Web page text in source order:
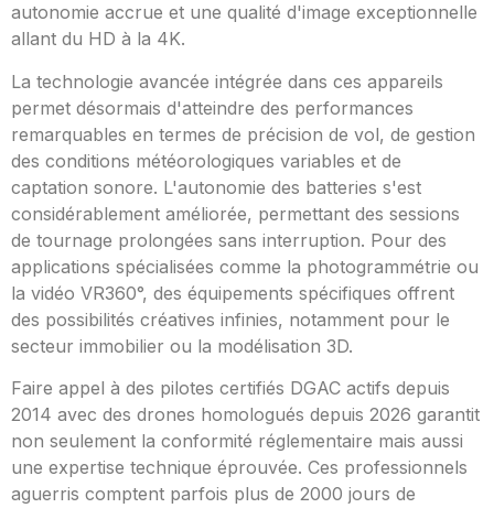
autonomie accrue et une qualité d'image exceptionnelle
allant du HD à la 4K.
La technologie avancée intégrée dans ces appareils
permet désormais d'atteindre des performances
remarquables en termes de précision de vol, de gestion
des conditions météorologiques variables et de
captation sonore. L'autonomie des batteries s'est
considérablement améliorée, permettant des sessions
de tournage prolongées sans interruption. Pour des
applications spécialisées comme la photogrammétrie ou
la vidéo VR360°, des équipements spécifiques offrent
des possibilités créatives infinies, notamment pour le
secteur immobilier ou la modélisation 3D.
Faire appel à des pilotes certifiés DGAC actifs depuis
2014 avec des drones homologués depuis 2026 garantit
non seulement la conformité réglementaire mais aussi
une expertise technique éprouvée. Ces professionnels
aguerris comptent parfois plus de 2000 jours de